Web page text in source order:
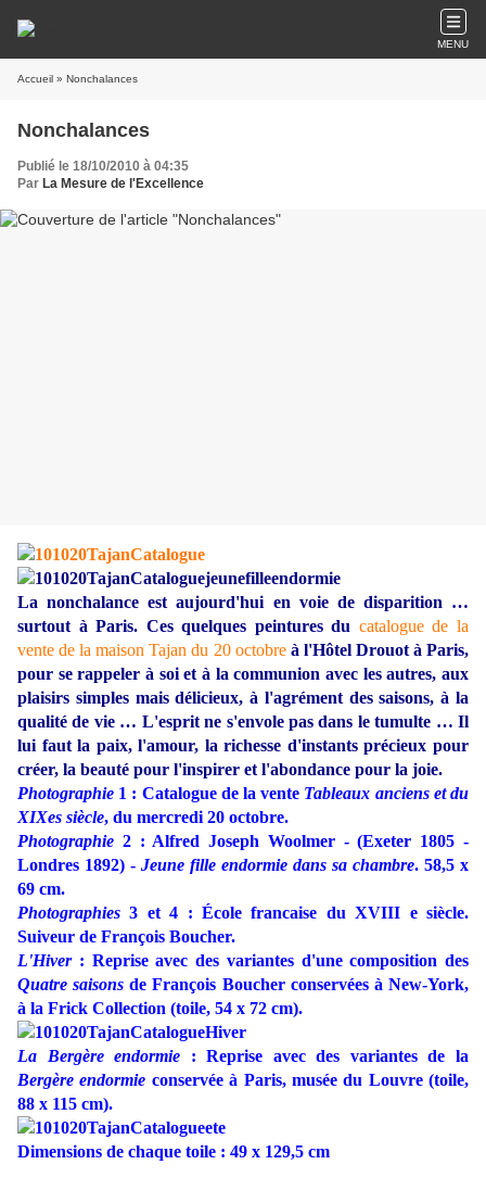
MENU
Accueil » Nonchalances
Nonchalances
Publié le 18/10/2010 à 04:35
Par La Mesure de l'Excellence
La nonchalance est aujourd'hui en voie de disparition …
surtout à Paris. Ces quelques peintures du catalogue de la
vente de la maison Tajan du 20 octobre à l'Hôtel Drouot à Paris,
pour se rappeler à soi et à la communion avec les autres, aux
plaisirs simples mais délicieux, à l'agrément des saisons, à la
qualité de vie … L'esprit ne s'envole pas dans le tumulte … Il
lui faut la paix, l'amour, la richesse d'instants précieux pour
créer, la beauté pour l'inspirer et l'abondance pour la joie.
Photographie 1 : Catalogue de la vente Tableaux anciens et du
XIXes siècle, du mercredi 20 octobre.
Photographie 2 : Alfred Joseph Woolmer - (Exeter 1805 -
Londres 1892) - Jeune fille endormie dans sa chambre. 58,5 x
69 cm.
Photographies 3 et 4 : École francaise du XVIII e siècle.
Suiveur de François Boucher.
L'Hiver: Reprise avec des variantes d'une composition des
Quatre saisons de François Boucher conservées à New-York,
à la Frick Collection (toile, 54 x 72 cm).
La Bergère endormie : Reprise avec des variantes de la
Bergère endormie conservée à Paris, musée du Louvre (toile,
88 x 115 cm).
Dimensions de chaque toile : 49 x 129,5 cm